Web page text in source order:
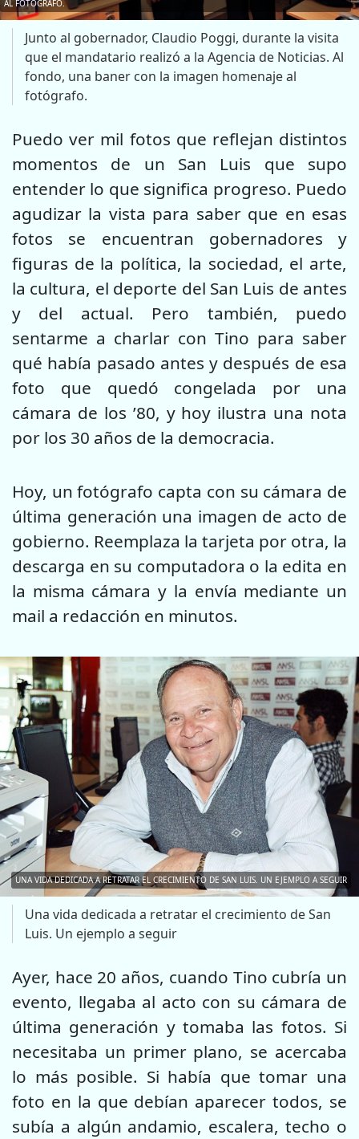
AL FOTÓGRAFO.
Junto al gobernador, Claudio Poggi, durante la visita
que el mandatario realizó a la Agencia de Noticias. Al
fondo, una baner con la imagen homenaje al
fotógrafo.
Puedo ver mil fotos que reflejan distintos
momentos de un San Luis que supo
entender lo que significa progreso. Puedo
agudizar la vista para saber que en esas
fotos se encuentran gobernadores y
figuras de la política, la sociedad, el arte,
la cultura, el deporte del San Luis de antes
y del actual. Pero también, puedo
sentarme a charlar con Tino para saber
qué había pasado antes y después de esa
foto que quedó congelada por una
cámara de los ’80, y hoy ilustra una nota
por los 30 años de la democracia.
Hoy, un fotógrafo capta con su cámara de
última generación una imagen de acto de
gobierno. Reemplaza la tarjeta por otra, la
descarga en su computadora o la edita en
la misma cámara y la envía mediante un
mail a redacción en minutos.
UNA VIDA DEDICADA A RETRATAR EL CRECIMIENTO DE SAN LUIS. UN EJEMPLO A SEGUIR
Una vida dedicada a retratar el crecimiento de San
Luis. Un ejemplo a seguir
Ayer, hace 20 años, cuando Tino cubría un
evento, llegaba al acto con su cámara de
última generación y tomaba las fotos. Si
necesitaba un primer plano, se acercaba
lo más posible. Si había que tomar una
foto en la que debían aparecer todos, se
subía a algún andamio, escalera, techo o